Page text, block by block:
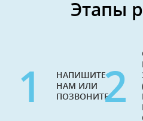
Этапы
1
НАПИШИТЕ
НАМ ИЛИ
ПОЗВОНИТЕ2